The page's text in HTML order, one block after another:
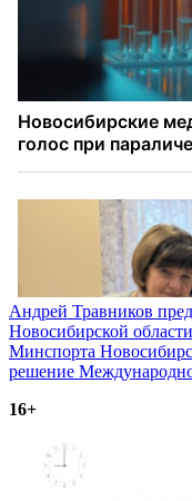
Навигация
по
записям
Андрей Травников
Новосибирской
Минспорта
решение
16+